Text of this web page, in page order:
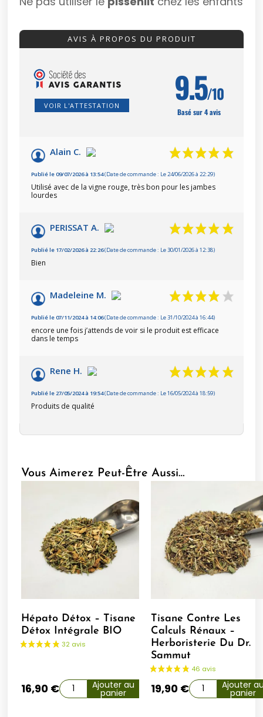
AVIS À PROPOS DU PRODUIT
VOIR L'ATTESTATION 9.5/10
Basé sur 4 avis
Alain C.
Publié le 09/07/2026 à 13:54(Date de commande : Le 24/06/2026 à 22:29)
Utilisé avec de la vigne rouge, très bon pour les jambes
lourdes
PERISSAT A.
Publié le 17/02/2026 à 22:26(Date de commande : Le 30/01/2026 à 12:38)
Bien
Madeleine M.
Publié le 07/11/2024 à 14:06(Date de commande : Le 31/10/2024 à 16:44)
encore une fois j’attends de voir si le produit est efficace
dans le temps
Rene H.
Publié le 27/05/2024 à 19:54(Date de commande : Le 16/05/2024 à 18:59)
Produits de qualité
Vous Aimerez Peut-Être Aussi…
Hépato Détox – Tisane
Détox Intégrale BIO
16,90 € Ajouter au
panier
Tisane Contre Les
Calculs Rénaux –
Herboristerie Du Dr.
Sammut
19,90 € Ajouter
panier